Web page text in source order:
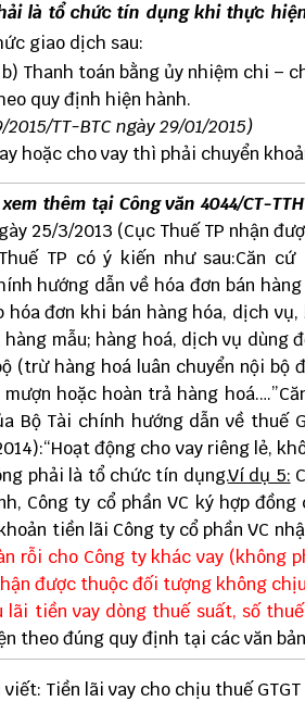
là tổ chức tín dụng khi thực
giao dịch sau:
Thanh toán bằng ủy nhiệm chi
quy định hiện hành.
TT-BTC ngày 29/01/2015)
hoặc cho vay thì phải chuyển
thêm tại Công văn 4044/CT-
25/3/2013 (Cục Thuế TP nhận
TP có ý kiến như sau:Căn
hướng dẫn về hóa đơn bán
hóa đơn khi bán hàng hóa, dịch
hàng mẫu; hàng hoá, dịch vụ
(trừ hàng hoá luân chuyển nội
hoặc hoàn trả hàng
Bộ Tài chính hướng dẫn về
động cho vay riêng lẻ,
phải là tổ chức tín dụng.Ví dụ 5:
Công ty cổ phần VC ký hợp
tiền lãi Công ty cổ phần VC
rỗi cho Công ty khác vay
được thuộc đối tượng không
tiền vay dòng thuế suất, số
theo đúng quy định tại các văn
viết: Tiền lãi vay cho chịu thuế